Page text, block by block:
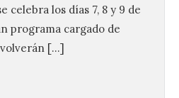
celebra los días 7, 8 y 9 de
programa cargado de
[…]